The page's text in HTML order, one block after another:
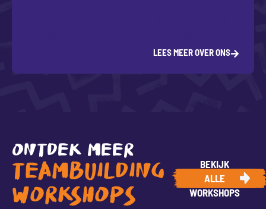
LEES MEER OVER ONS
ONTDEK MEER
TEAMBUILDING
WORKSHOPS
BEKIJK
ALLE
WORKSHOPS